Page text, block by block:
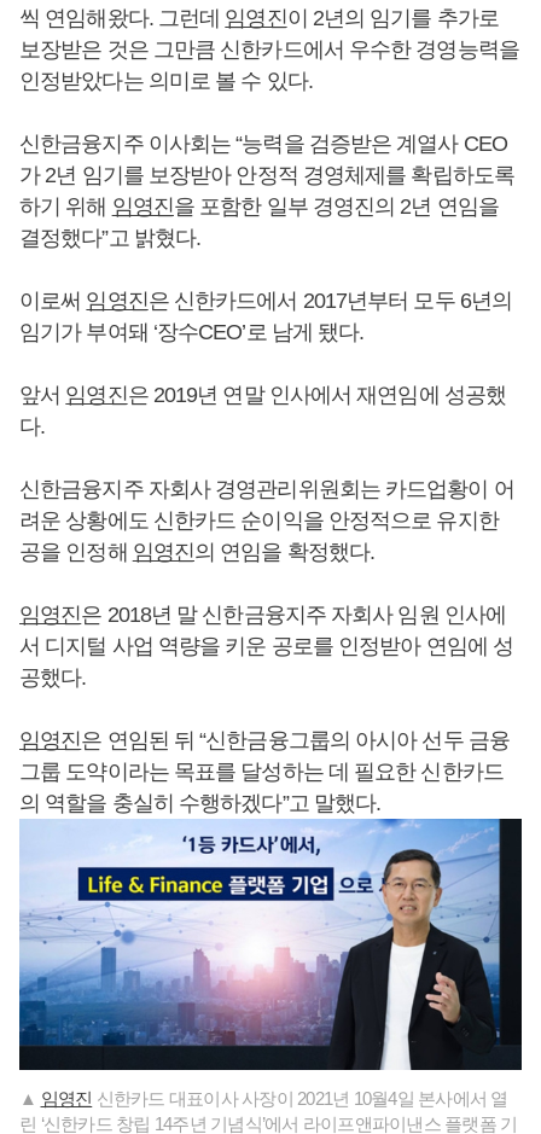
씩 연임해왔다. 그런데 임영진이 2년의 임기를 추가로
보장받은 것은 그만큼 신한카드에서 우수한 경영능력을
인정받았다는 의미로 볼 수 있다.
신한금융지주 이사회는 “능력을 검증받은 계열사 CEO
가 2년 임기를 보장받아 안정적 경영체제를 확립하도록
하기 위해 임영진을 포함한 일부 경영진의 2년 연임을
결정했다”고 밝혔다.
이로써 임영진은 신한카드에서 2017년부터 모두 6년의
임기가 부여돼 ‘장수CEO’로 남게 됐다.
앞서 임영진은 2019년 연말 인사에서 재연임에 성공했
다.
신한금융지주 자회사 경영관리위원회는 카드업황이 어
려운 상황에도 신한카드 순이익을 안정적으로 유지한
공을 인정해 임영진의 연임을 확정했다.
임영진은 2018년 말 신한금융지주 자회사 임원 인사에
서 디지털 사업 역량을 키운 공로를 인정받아 연임에 성
공했다.
임영진은 연임된 뒤 “신한금융그룹의 아시아 선두 금융
그룹 도약이라는 목표를 달성하는 데 필요한 신한카드
의 역할을 충실히 수행하겠다”고 말했다.
▲ 임영진 신한카드 대표이사 사장이 2021년 10월4일 본사에서 열
린 ‘신한카드 창립 14주년 기념식’에서 라이프앤파이낸스 플랫폼 기